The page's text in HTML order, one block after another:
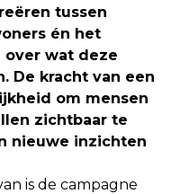
tussen
én het
over wat deze
De kracht van een
om mensen
zichtbaar te
nieuwe inzichten
is de campagne